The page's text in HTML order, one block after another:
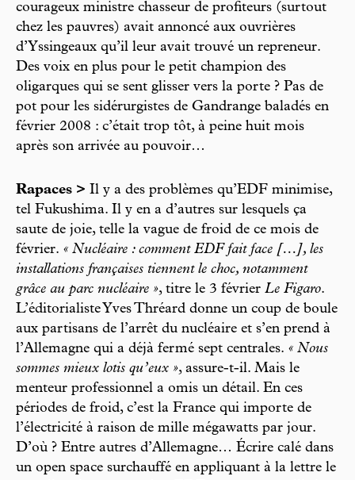
courageux ministre chasseur de profiteurs (surtout
chez les pauvres) avait annoncé aux ouvrières
d’Yssingeaux qu’il leur avait trouvé un repreneur.
Des voix en plus pour le petit champion des
oligarques qui se sent glisser vers la porte ? Pas de
pot pour les sidérurgistes de Gandrange baladés en
février 2008 : c’était trop tôt, à peine huit mois
après son arrivée au pouvoir…
Rapaces > Il y a des problèmes qu’EDF minimise,
tel Fukushima. Il y en a d’autres sur lesquels ça
saute de joie, telle la vague de froid de ce mois de
février. « Nucléaire : comment EDF fait face […], les
installations françaises tiennent le choc, notamment
grâce au parc nucléaire », titre le 3 février Le Figaro.
L’éditorialiste Yves Thréard donne un coup de boule
aux partisans de l’arrêt du nucléaire et s’en prend à
l’Allemagne qui a déjà fermé sept centrales. « Nous
sommes mieux lotis qu’eux », assure-t-il. Mais le
menteur professionnel a omis un détail. En ces
périodes de froid, c’est la France qui importe de
l’électricité à raison de mille mégawatts par jour.
D’où ? Entre autres d’Allemagne… Écrire calé dans
un open space surchauffé en appliquant à la lettre le